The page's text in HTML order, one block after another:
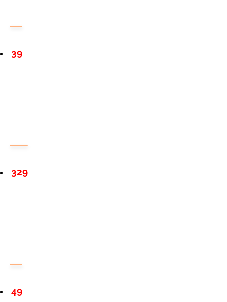
39
329
49